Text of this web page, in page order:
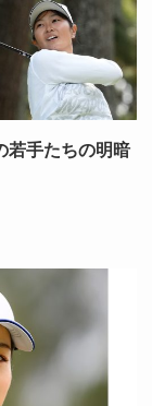
手たちの明暗